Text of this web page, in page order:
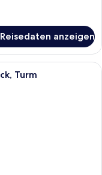
anzeigen
Hotelzimmer mit Bett,
Turm